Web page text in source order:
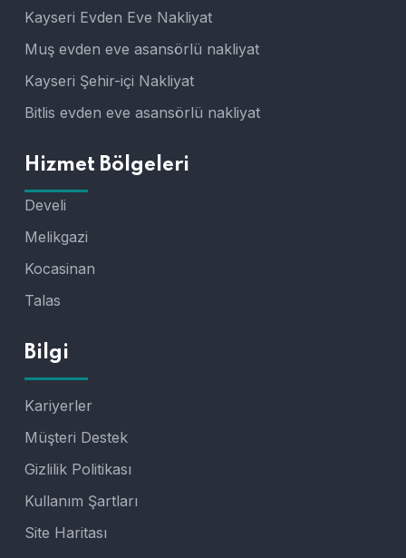
Kayseri Evden Eve Nakliyat
Muş evden eve asansörlü nakliyat
Kayseri Şehir-içi Nakliyat
Bitlis evden eve asansörlü nakliyat
Hizmet Bölgeleri
Develi
Melikgazi
Kocasinan
Talas
Bilgi
Kariyerler
Müşteri Destek
Gizlilik Politikası
Kullanım Şartları
Site Haritası